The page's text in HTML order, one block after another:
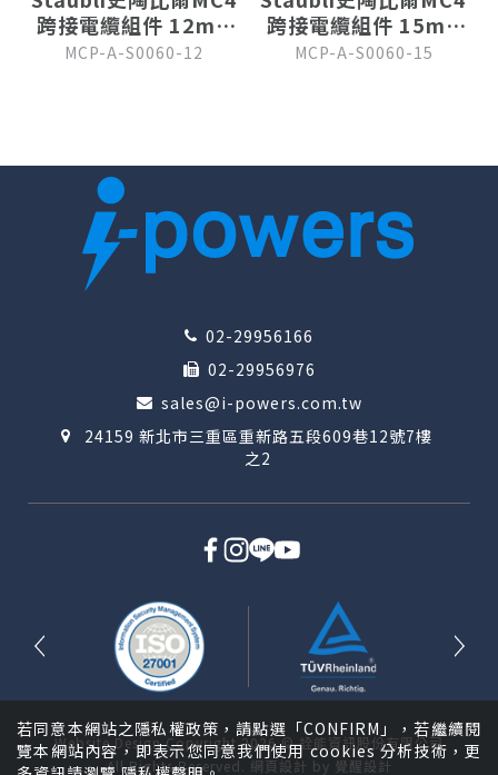
跨接電纜組件 12m (
12 AWG )
MCP-A-S0060-12
跨接電纜組件 15m (
12 AWG )
MCP-A-S0060-15
02-29956166
02-29956976
sales@i-powers.com.tw
24159 新北市三重區重新路五段609巷12號7樓
之2
Website DesignCopyright 2026 © 詮能資訊股份有限公司
All Rights Reserved. 網頁設計 by 覺醒設計
若同意本網站之隱私權政策，請點選「CONFIRM」，若繼續閱
覽本網站內容，即表示您同意我們使用 cookies 分析技術，更